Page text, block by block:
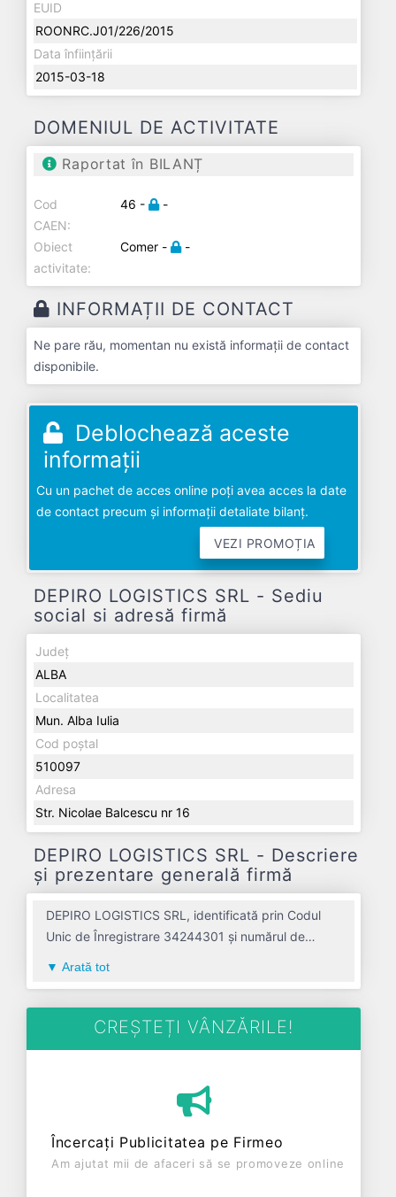
EUID
ROONRC.J01/226/2015
Data înființării
2015-03-18
DOMENIUL DE ACTIVITATE
Raportat în BILANȚ
Cod
CAEN:
46 - -
Obiect
activitate:
Comer - -
INFORMAȚII DE CONTACT
Ne pare rău, momentan nu există informații de contact
disponibile.
Deblochează aceste
informații
Cu un pachet de acces online poți avea acces la date
de contact precum și informații detaliate bilanț.
VEZI PROMOȚIA
DEPIRO LOGISTICS SRL - Sediu
social si adresă firmă
Județ
ALBA
Localitatea
Mun. Alba Iulia
Cod poștal
510097
Adresa
Str. Nicolae Balcescu nr 16
DEPIRO LOGISTICS SRL - Descriere
și prezentare generală firmă
DEPIRO LOGISTICS SRL, identificată prin Codul
Unic de Înregistrare 34244301 și numărul de
accesoriilor pentru motociclete avand codul 4673.
Cu sediul social poziționat în zona de Centru a țării,
semnificativă pe piața de profil. DEPIRO
LOGISTICS SRL a fost fondată în anul 2015, având
societatea a înregistrat un profit de 22.974 RON și
o cifră de afaceri de 872.545 RON, gestionând
Arată tot
CREȘTEȚI VÂNZĂRILE!
Încercați Publicitatea pe Firmeo
Am ajutat mii de afaceri să se promoveze online